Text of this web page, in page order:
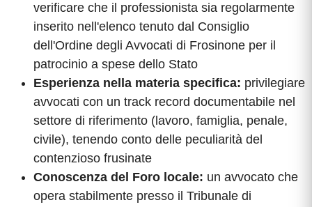
verificare che il professionista sia regolarmente
inserito nell'elenco tenuto dal Consiglio
dell'Ordine degli Avvocati di Frosinone per il
patrocinio a spese dello Stato
Esperienza nella materia specifica: privilegiare
avvocati con un track record documentabile nel
settore di riferimento (lavoro, famiglia, penale,
civile), tenendo conto delle peculiarità del
contenzioso frusinate
Conoscenza del Foro locale: un avvocato che
opera stabilmente presso il Tribunale di